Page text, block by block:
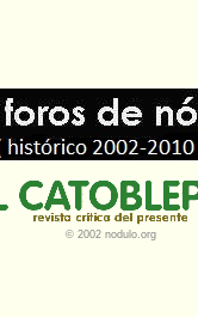
© 2002 nodulo.org